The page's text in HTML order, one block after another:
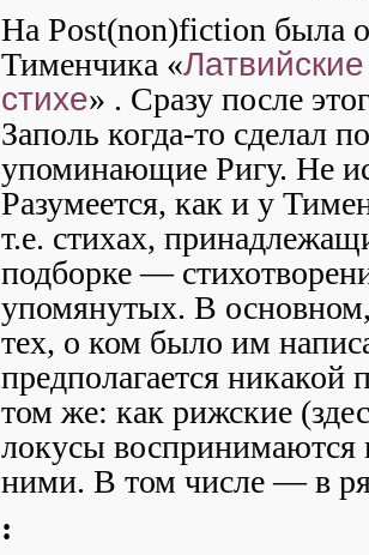
На Post(non)fiction была
Тименчика «
стихе» . Сразу после
Заполь когда-то сделал
упоминающие Ригу. Не
Разумеется, как и у
т.е. стихах,
подборке —
упомянутых. В
тех, о ком было им
предполагается
том же: как рижские
локусы воспринимаются
ними. В том числе — в
: